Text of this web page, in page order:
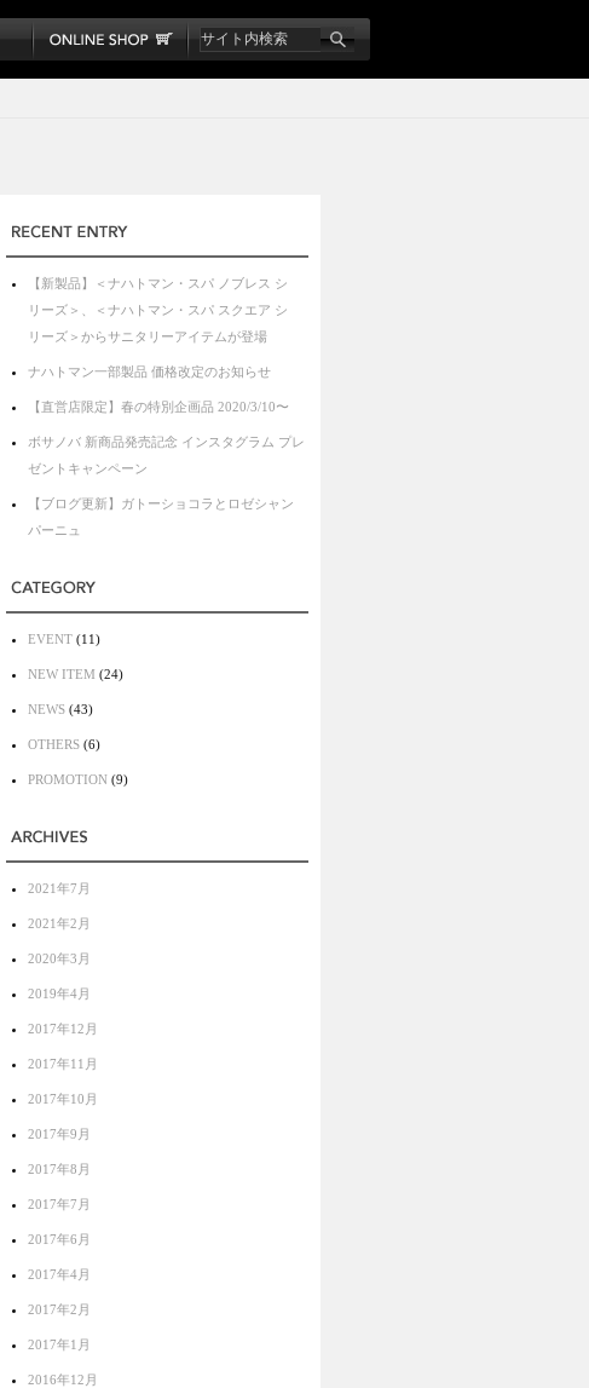
【新製品】＜ナハトマン・スパ ノブレス シ
リーズ＞、＜ナハトマン・スパ スクエア シ
リーズ＞からサニタリーアイテムが登場
ナハトマン⼀部製品 価格改定のお知らせ
【直営店限定】春の特別企画品 2020/3/10〜
ボサノバ 新商品発売記念 インスタグラム プレ
ゼントキャンペーン
【ブログ更新】ガトーショコラとロゼシャン
パーニュ
EVENT (11)
NEW ITEM (24)
NEWS (43)
OTHERS (6)
PROMOTION (9)
2021年7月
2021年2月
2020年3月
2019年4月
2017年12月
2017年11月
2017年10月
2017年9月
2017年8月
2017年7月
2017年6月
2017年4月
2017年2月
2017年1月
2016年12月